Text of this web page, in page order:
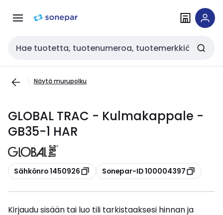
navigointiinsisältöön
Haku
Näytä murupolku
GLOBAL TRAC - Kulmakappale -
GB35-1 HAR
Kopioi
Sähkönro 1450926 Kopioi
Sonepar-ID 100004397
Kirjaudu sisään tai luo tili tarkistaaksesi hinnan ja